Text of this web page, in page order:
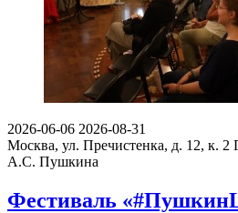
2026-06-06 2026-08-31
Москва, ул. Пречистенка, д. 12, к. 2
А.С. Пушкина
Фестиваль